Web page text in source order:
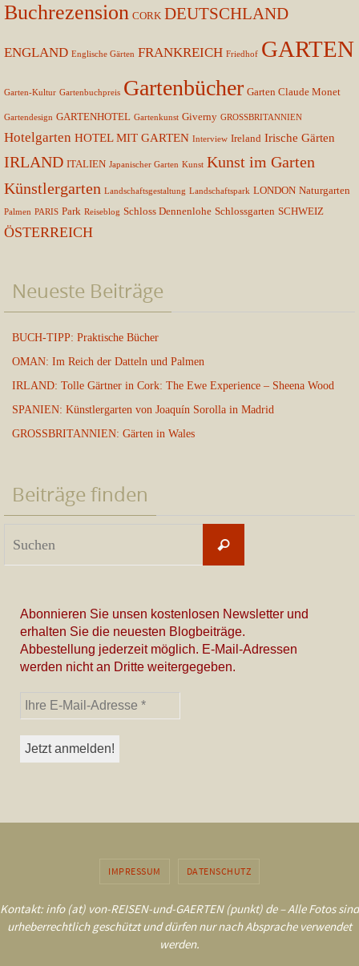
Buchrezension CORK DEUTSCHLAND
ENGLAND Englische Gärten FRANKREICH Friedhof GARTEN
Garten-Kultur Gartenbuchpreis Gartenbücher Garten Claude Monet
Gartendesign GARTENHOTEL Gartenkunst Giverny GROSSBRITANNIEN
Hotelgarten HOTEL MIT GARTEN Interview Ireland Irische Gärten
IRLAND ITALIEN Japanischer Garten Kunst Kunst im Garten
Künstlergarten Landschaftsgestaltung Landschaftspark LONDON Naturgarten
Palmen PARIS Park Reiseblog Schloss Dennenlohe Schlossgarten SCHWEIZ
ÖSTERREICH
Neueste Beiträge
BUCH-TIPP: Praktische Bücher
OMAN: Im Reich der Datteln und Palmen
IRLAND: Tolle Gärtner in Cork: The Ewe Experience – Sheena Wood
SPANIEN: Künstlergarten von Joaquín Sorolla in Madrid
GROSSBRITANNIEN: Gärten in Wales
Beiträge finden
Suchen
Abonnieren Sie unsen kostenlosen Newsletter und
erhalten Sie die neuesten Blogbeiträge.
Abbestellung jederzeit möglich. E-Mail-Adressen
werden nicht an Dritte weitergegeben.
IMPRESSUM DATENSCHUTZ
Kontakt: info (at) von-REISEN-und-GAERTEN (punkt) de – Alle Fotos sind
urheberrechtlich geschützt und dürfen nur nach Absprache verwendet
werden.